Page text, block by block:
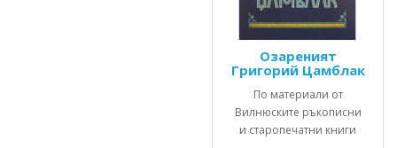
Озареният
Григорий Цамблак
По материали от
Вилнюските ръкописни
и старопечатни книги